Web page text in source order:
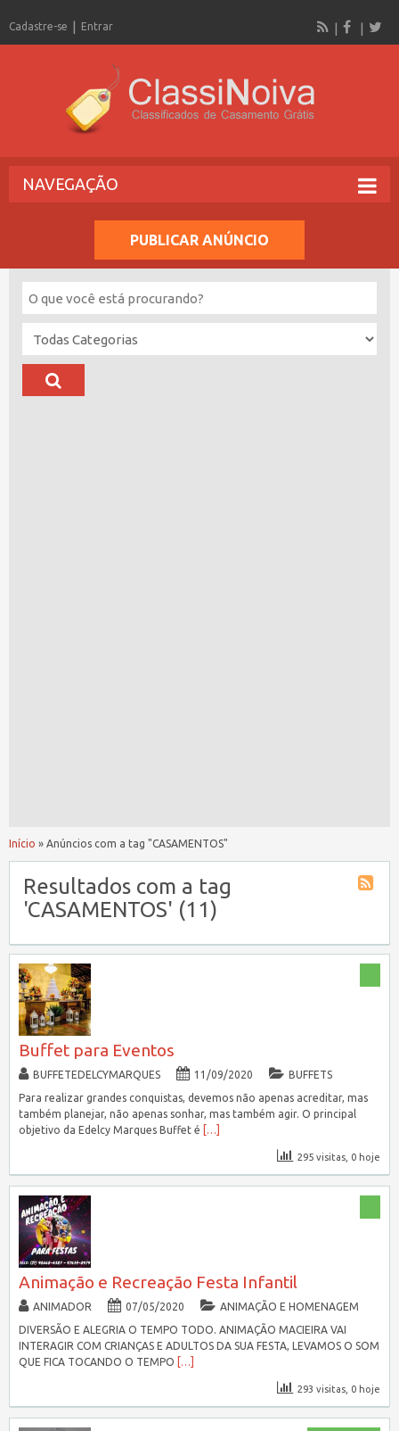
Cadastre-se Entrar
NAVEGAÇÃO
PUBLICAR ANÚNCIO
Início » Anúncios com a tag "CASAMENTOS"
Resultados com a tag
'CASAMENTOS' (11)
Buffet para Eventos
BUFFETEDELCYMARQUES 11/09/2020
BUFFETS
Para realizar grandes conquistas, devemos não apenas acreditar, mas
também planejar, não apenas sonhar, mas também agir. O principal
objetivo da Edelcy Marques Buffet é
[…]
295 visitas, 0 hoje
Animação e Recreação Festa Infantil
ANIMADOR 07/05/2020
ANIMAÇÃO E HOMENAGEM
DIVERSÃO E ALEGRIA O TEMPO TODO. ANIMAÇÃO MACIEIRA VAI
INTERAGIR COM CRIANÇAS E ADULTOS DA SUA FESTA, LEVAMOS O SOM
QUE FICA TOCANDO O TEMPO
[…]
293 visitas, 0 hoje